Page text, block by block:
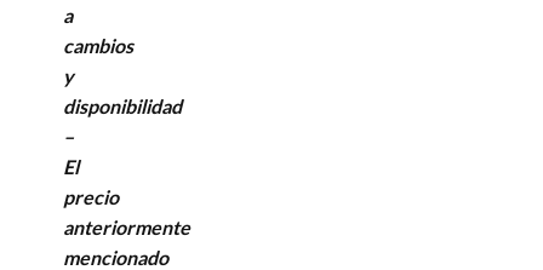
a
cambios
y
disponibilidad
–
El
precio
anteriormente
mencionado